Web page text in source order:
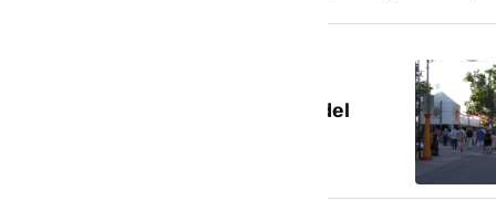
Granada se despide de la feria del